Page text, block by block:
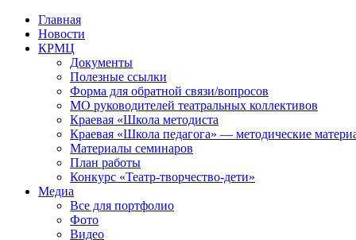
Перейти
контенту
Главная
Новости
КРМЦ
Документы
Полезные ссылки
Форма для обратной связи/вопросов
МО руководителей театральных коллективов
Краевая «Школа методиста
Краевая «Школа педагога» — методические
Материалы семинаров
План работы
Конкурс «Театр-творчество-дети»
Медиа
Все для портфолио
Фото
Видео